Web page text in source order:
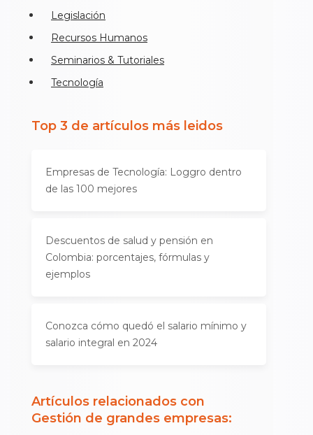
Legislación
Recursos Humanos
Seminarios & Tutoriales
Tecnología
Top 3 de artículos más leidos
Empresas de Tecnología: Loggro dentro
de las 100 mejores
Descuentos de salud y pensión en
Colombia: porcentajes, fórmulas y
ejemplos
Conozca cómo quedó el salario mínimo y
salario integral en 2024
Artículos relacionados con
Gestión de grandes empresas: